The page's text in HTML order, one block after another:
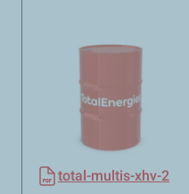
total-multis-xhv-2